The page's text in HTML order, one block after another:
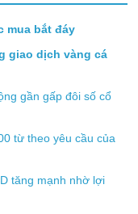
mua bắt đáy
giao dịch vàng cá
gần gấp đôi số cổ
từ theo yêu cầu của
tăng mạnh nhờ lợi